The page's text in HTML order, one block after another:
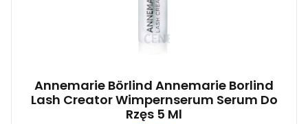
Annemarie Börlind Annemarie Borlind
Lash Creator Wimpernserum Serum Do
Rzęs 5 Ml